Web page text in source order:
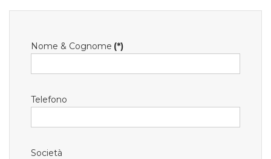
Nome & Cognome (*)
Telefono
Società